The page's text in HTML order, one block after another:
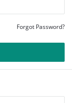
Forgot Password?